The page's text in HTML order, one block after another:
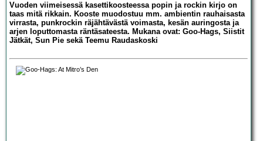
Vuoden viimeisessä kasettikoosteessa popin ja rockin kirjo on
taas mitä rikkain. Kooste muodostuu mm. ambientin rauhaisasta
virrasta, punkrockin räjähtävästä voimasta, kesän auringosta ja
arjen loputtomasta räntäsateesta. Mukana ovat: Goo-Hags, Siistit
Jätkät, Sun Pie sekä Teemu Raudaskoski